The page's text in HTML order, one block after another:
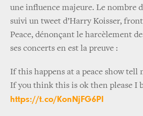
une influence majeure. Le nombre
suivi un tweet d’Harry Koisser,
Peace, dénonçant le harcèlement
ses concerts en est la preuve :
If this happens at a peace show tell
If you think this is ok then please I
https://t.co/KonNjFG6PI